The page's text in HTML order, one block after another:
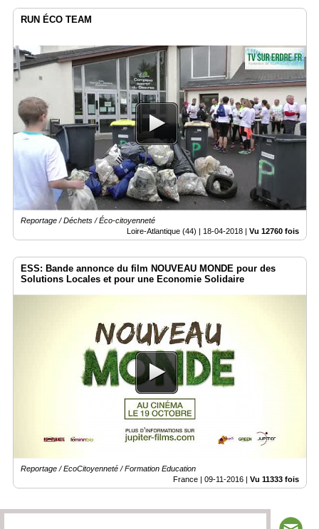
RUN ÉCO TEAM
Reportage / Déchets / Éco-citoyenneté
Loire-Atlantique (44) | 18-04-2018 | Vu 12760 fois
ESS: Bande annonce du film NOUVEAU MONDE pour des
Solutions Locales et pour une Economie Solidaire
Reportage / EcoCitoyenneté / Formation Education
France | 09-11-2016 | Vu 11333 fois